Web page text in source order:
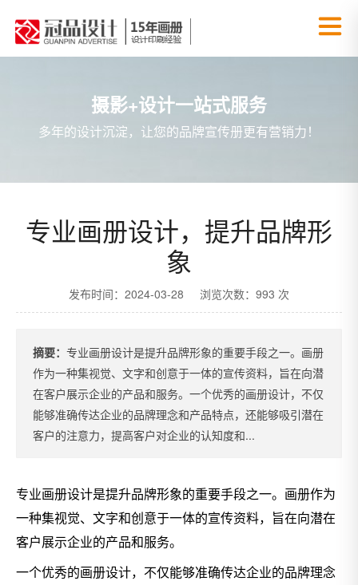
摄影+设计一站式服务
多年的设计沉淀，让您的品牌宣传册更有营销力！
专业画册设计，提升品牌形
象
发布时间：2024-03-28 浏览次数：993 次
摘要： 专业画册设计是提升品牌形象的重要手段之一。画册
作为一种集视觉、文字和创意于一体的宣传资料，旨在向潜
在客户展示企业的产品和服务。一个优秀的画册设计，不仅
能够准确传达企业的品牌理念和产品特点，还能够吸引潜在
客户的注意力，提高客户对企业的认知度和...
专业画册设计是提升品牌形象的重要手段之一。画册作为
一种集视觉、文字和创意于一体的宣传资料，旨在向潜在
客户展示企业的产品和服务。
一个优秀的画册设计，不仅能够准确传达企业的品牌理念